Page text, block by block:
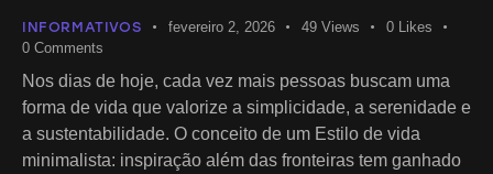
INFORMATIVOS fevereiro 2, 2026 49 Views 0
Likes
0 Comments
Nos dias de hoje, cada vez mais pessoas buscam uma
forma de vida que valorize a simplicidade, a serenidade e
a sustentabilidade. O conceito de um Estilo de vida
minimalista: inspiração além das fronteiras tem ganhado